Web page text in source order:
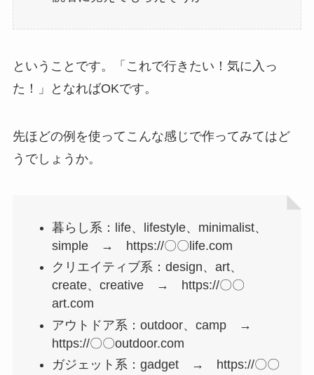
ということです。「これで行きたい！気に入っ
た！」となればOKです。
先ほどの例を使ってこんな感じで作ってみてはど
うでしょうか。
暮らし系：life、lifestyle、minimalist、
simple → https://〇〇life.com
クリエイティブ系：design、art、
create、creative → https://〇〇
art.com
アウトドア系：outdoor、camp →
https://〇〇outdoor.com
ガジェット系：gadget → https://〇〇